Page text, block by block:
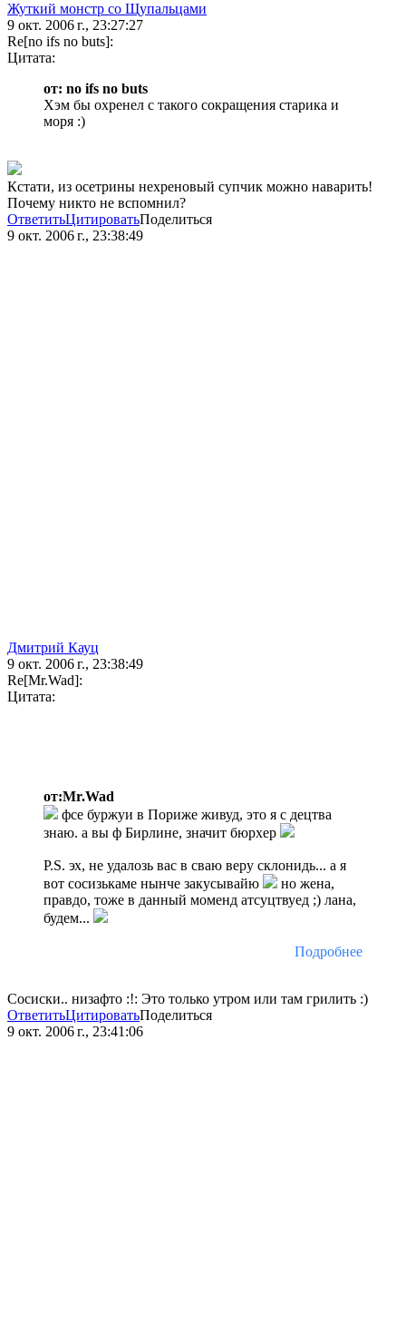
Жуткий монстр со Щупальцами
9 окт. 2006 г., 23:27:27
Re[no ifs no buts]:
Цитата:
от: no ifs no buts
Хэм бы охренел с такого сокращения старика и
моря :)
Кстати, из осетрины нехреновый супчик можно наварить!
Почему никто не вспомнил?
ОтветитьЦитироватьПоделиться
9 окт. 2006 г., 23:38:49
Дмитрий Кауц
9 окт. 2006 г., 23:38:49
Re[Mr.Wad]:
Цитата:
от:Mr.Wad
фсе буржуи в Пориже живуд, это я с децтва
знаю. а вы ф Бирлине, значит бюрхер
P.S. эх, не удалозь вас в сваю веру склонидь... а я
вот сосизькаме нынче закусывайю
но жена,
правдо, тоже в данный моменд атсуцтвуед ;) лана,
будем...
Подробнее
Сосиски.. низафто :!: Это только утром или там грилить :)
ОтветитьЦитироватьПоделиться
9 окт. 2006 г., 23:41:06